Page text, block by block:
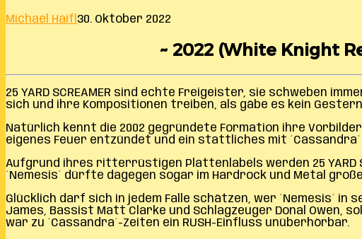
Michael Haifl 30. Oktober 2022
~ 2022 (White Knight
25 YARD SCREAMER sind echte Freigeister, sie schweben
sich und ihre Kompositionen treiben, als gäbe es kein
Natürlich kennt die 2002 gegründete Formation ihre
eigenes Feuer entzündet und ein stattliches mit
Aufgrund ihres ritterrüstigen Plattenlabels werden 25 YARD
´Nemesis´ dürfte dagegen sogar im Hardrock und Metal
Glücklich darf sich in jedem Falle schätzen, wer ´Nemesis´
James, Bassist Matt Clarke und Schlagzeuger Donal Owen,
war zu ´Cassandra´-Zeiten ein RUSH-Einfluss unüberhörbar.